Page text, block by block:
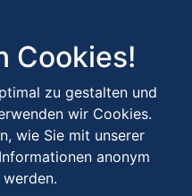
Cookies!
zu gestalten und
wir Cookies.
wie Sie mit unserer
anonym